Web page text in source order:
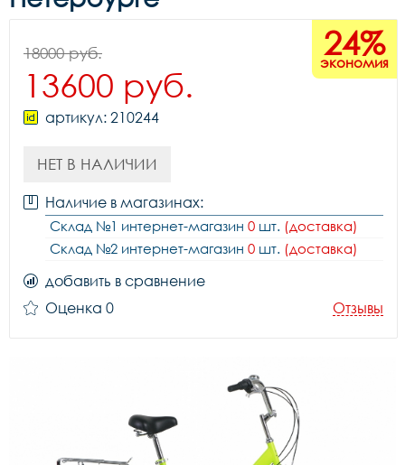
24%
экономия
18000 руб.
13600 руб.
артикул: 210244
НЕТ В НАЛИЧИИ
Наличие в магазинах:
Склад №1 интернет-магазин 0 шт. (доставка)
Склад №2 интернет-магазин 0 шт. (доставка)
добавить в сравнение
Оценка 0
Отзывы